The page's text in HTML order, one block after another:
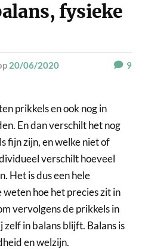
fysieke
20/06/2020 9
prikkels en ook nog in
En dan verschilt het nog
fijn zijn, en welke niet of
verschilt hoeveel
Het is dus een hele
hoe het precies zit in
vervolgens de prikkels in
zelf in balans blijft. Balans is
en welzijn.